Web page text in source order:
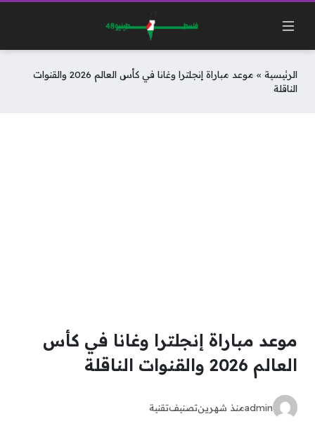
الرئيسية »
موعد مباراة إنجلترا وغانا في كأس العالم 2026 والقنوات
الناقلة
موعد مباراة إنجلترا وغانا في كأس
العالم 2026 والقنوات الناقلة
adminمنذ شهرينتصنيفتقنية